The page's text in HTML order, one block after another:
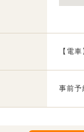
【電
事前予